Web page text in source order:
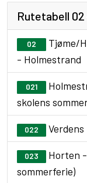
Rutetabell 02
02
Tjøme/
- Holmestrand
021
skolens
022
023
Horten
sommerferie)